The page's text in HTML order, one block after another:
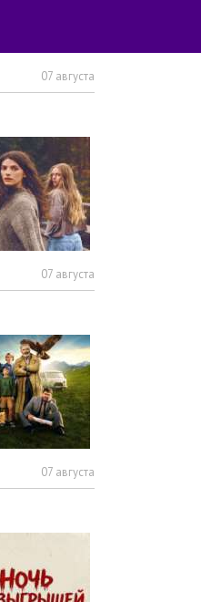
07 августа
07 августа
07 августа